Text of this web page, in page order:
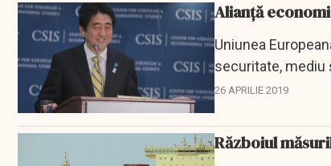
Alianță
Uniunea
securitate, mediu
Organizaţiei...
26 APRILIE 2019
Războiul